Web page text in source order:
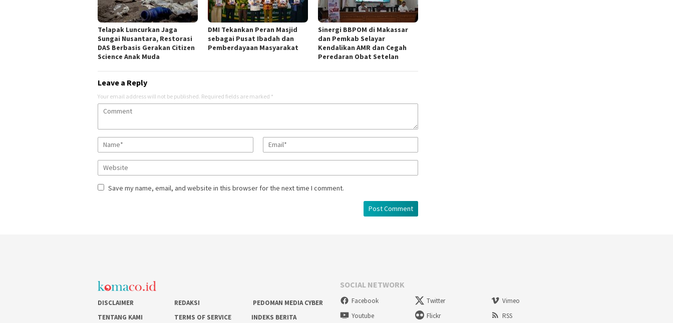
Telapak Luncurkan Jaga
Sungai Nusantara, Restorasi
DAS Berbasis Gerakan Citizen
Science Anak Muda
DMI Tekankan Peran Masjid
sebagai Pusat Ibadah dan
Pemberdayaan Masyarakat
Sinergi BBPOM di Makassar
dan Pemkab Selayar
Kendalikan AMR dan Cegah
Peredaran Obat Setelan
Leave a Reply
Your email address will not be published. Required fields are marked *
Save my name, email, and website in this browser for the next time I comment.
DISCLAIMER REDAKSI
PEDOMAN MEDIA CYBER
TENTANG KAMI
TERMS OF SERVICE INDEKS BERITA
SOCIAL NETWORK
Facebook Twitter
Vimeo
Youtube
Flickr RSS